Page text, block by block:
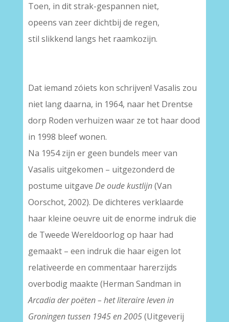
Toen, in dit strak-gespannen niet,
opeens van zeer dichtbij de regen,
stil slikkend langs het raamkozijn.
Dat iemand zóiets kon schrijven! Vasalis zou
niet lang daarna, in 1964, naar het Drentse
dorp Roden verhuizen waar ze tot haar dood
in 1998 bleef wonen.
Na 1954 zijn er geen bundels meer van
Vasalis uitgekomen – uitgezonderd de
postume uitgave De oude kustlijn(Van
Oorschot, 2002). De dichteres verklaarde
haar kleine oeuvre uit de enorme indruk die
de Tweede Wereldoorlog op haar had
gemaakt – een indruk die haar eigen lot
relativeerde en commentaar harerzijds
overbodig maakte (Herman Sandman in
Arcadia der poëten – het literaire leven in
Groningen tussen 1945 en 2005(Uitgeverij